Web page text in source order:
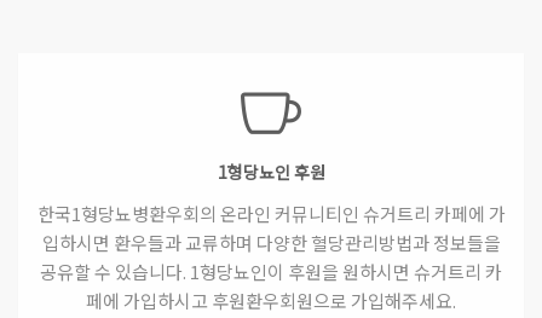
1형당뇨인 후원
한국1형당뇨병환우회의 온라인 커뮤니티인 슈거트리 카페에 가
입하시면 환우들과 교류하며 다양한 혈당관리방법과 정보들을
공유할 수 있습니다. 1형당뇨인이 후원을 원하시면 슈거트리 카
페에 가입하시고 후원환우회원으로 가입해주세요.